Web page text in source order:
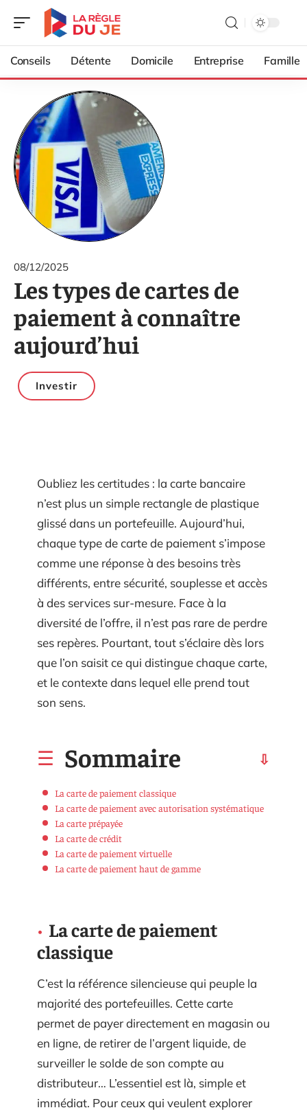
Conseils Détente Domicile Entreprise Famille
08/12/2025
Les types de cartes de
paiement à connaître
aujourd’hui
Investir
Oubliez les certitudes : la carte bancaire
n’est plus un simple rectangle de plastique
glissé dans un portefeuille. Aujourd’hui,
chaque type de carte de paiement s’impose
comme une réponse à des besoins très
différents, entre sécurité, souplesse et accès
à des services sur-mesure. Face à la
diversité de l’offre, il n’est pas rare de perdre
ses repères. Pourtant, tout s’éclaire dès lors
que l’on saisit ce qui distingue chaque carte,
et le contexte dans lequel elle prend tout
son sens.
Sommaire
La carte de paiement classique
La carte de paiement avec autorisation systématique
La carte prépayée
La carte de crédit
La carte de paiement virtuelle
La carte de paiement haut de gamme
La carte de paiement
classique
C’est la référence silencieuse qui peuple la
majorité des portefeuilles. Cette carte
permet de payer directement en magasin ou
en ligne, de retirer de l’argent liquide, de
surveiller le solde de son compte au
distributeur… L’essentiel est là, simple et
immédiat. Pour ceux qui veulent explorer